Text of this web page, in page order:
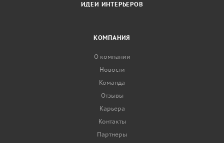
ИДЕИ ИНТЕРЬЕРОВ
КОМПАНИЯ
О компании
Новости
Команда
Отзывы
Карьера
Контакты
Партнеры